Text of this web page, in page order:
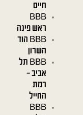
חיים
BBB
ראש פינה
BBB הוד
השרון
BBB תל
אביב –
רמת
החייל
BBB